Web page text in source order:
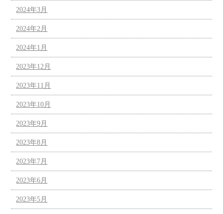
2024年3月
2024年2月
2024年1月
2023年12月
2023年11月
2023年10月
2023年9月
2023年8月
2023年7月
2023年6月
2023年5月